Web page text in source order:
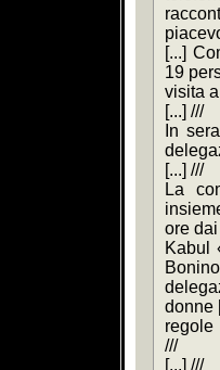
[...]
19
visita
[...] ///
In
[...] ///
La
ore
Kabul
donne
regole
///
[...] ///